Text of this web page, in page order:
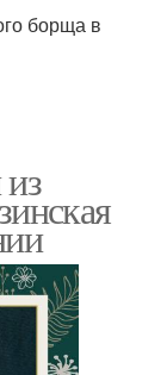
борща в